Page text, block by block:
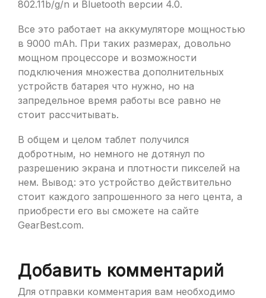
802.11b/g/n и Bluetooth версии 4.0.
Все это работает на аккумуляторе мощностью
в 9000 mAh. При таких размерах, довольно
мощном процессоре и возможности
подключения множества дополнительных
устройств батарея что нужно, но на
запредельное время работы все равно не
стоит рассчитывать.
В общем и целом таблет получился
добротным, но немного не дотянул по
разрешению экрана и плотности пикселей на
нем. Вывод: это устройство действительно
стоит каждого запрошенного за него цента, а
приобрести его вы сможете на сайте
GearBest.com.
Добавить комментарий
Для отправки комментария вам необходимо